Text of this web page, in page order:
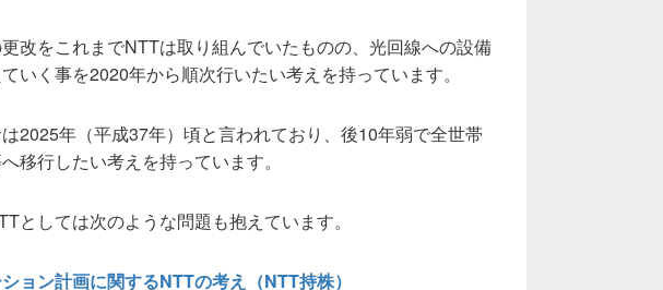
改をこれまでNTTは取り組んでいたものの、光回線への設備
いく事を2020年から順次行いたい考えを持っています。
2025年（平成37年）頃と言われており、後10年弱で全世帯
移行したい考えを持っています。
としては次のような問題も抱えています。
ョン計画に関するNTTの考え（NTT持株）